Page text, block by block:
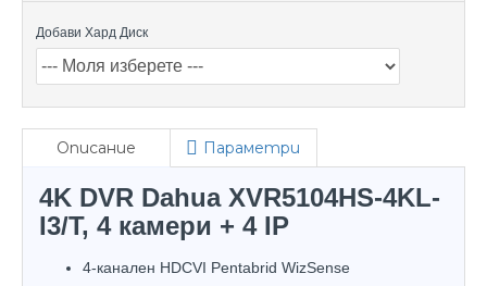
Добави Хард Диск
Описание Параметри
4K DVR Dahua XVR5104HS-4KL-
I3/T, 4 камери + 4 IP
4-канален HDCVI Pentabrid WizSense